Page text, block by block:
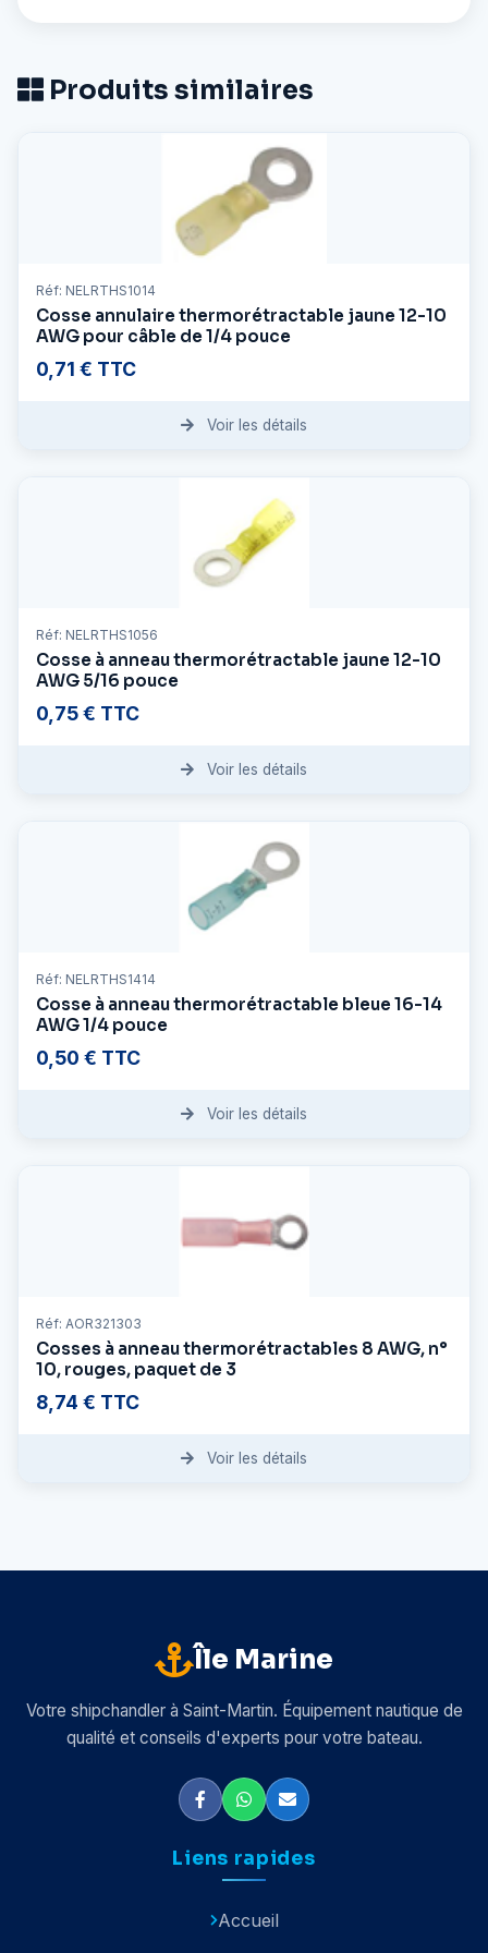
Produits similaires
Réf: NELRTHS1014
Cosse annulaire thermorétractable jaune 12-10
AWG pour câble de 1/4 pouce
0,71 € TTC
Voir les détails
Réf: NELRTHS1056
Cosse à anneau thermorétractable jaune 12-10
AWG 5/16 pouce
0,75 € TTC
Voir les détails
Réf: NELRTHS1414
Cosse à anneau thermorétractable bleue 16-14
AWG 1/4 pouce
0,50 € TTC
Voir les détails
Réf: AOR321303
Cosses à anneau thermorétractables 8 AWG, n°
10, rouges, paquet de 3
8,74 € TTC
Voir les détails
Île Marine
Votre shipchandler à Saint-Martin. Équipement nautique de
qualité et conseils d'experts pour votre bateau.
Liens rapides
Accueil